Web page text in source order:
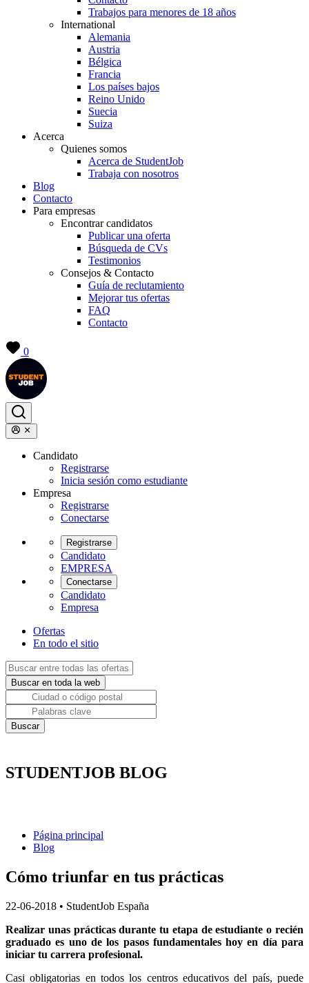
Trabajos para menores de 18 años
International
Alemania
Austria
Bélgica
Francia
Los países bajos
Reino Unido
Suecia
Suiza
Acerca
Quienes somos
Acerca de StudentJob
Trabaja con nosotros
Blog
Contacto
Para empresas
Encontrar candidatos
Publicar una oferta
Búsqueda de CVs
Testimonios
Consejos & Contacto
Guía de reclutamiento
Mejorar tus ofertas
FAQ
Contacto
0
Candidato
Registrarse
Inicia sesión como estudiante
Empresa
Registrarse
Conectarse
Registrarse
Candidato
EMPRESA
Conectarse
Candidato
Empresa
Ofertas
En todo el sitio
STUDENTJOB BLOG
Página principal
Blog
Cómo triunfar en tus prácticas
22-06-2018 • StudentJob España
Realizar unas prácticas durante tu etapa de estudiante o recién
graduado es uno de los pasos fundamentales hoy en día para
iniciar tu carrera profesional.
Casi obligatorias en todos los centros educativos del país, puede